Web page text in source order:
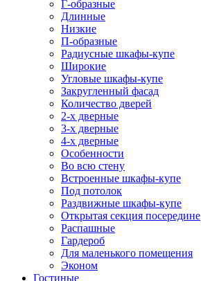
Г-образные
Длинные
Низкие
П-образные
Радиусные шкафы-купе
Широкие
Угловые шкафы-купе
Закругленный фасад
Количество дверей
2-х дверные
3-х дверные
4-х дверные
Особенности
Во всю стену
Встроенные шкафы-купе
Под потолок
Раздвижные шкафы-купе
Открытая секция посередине
Распашные
Гардероб
Для маленького помещения
Эконом
Гостиные